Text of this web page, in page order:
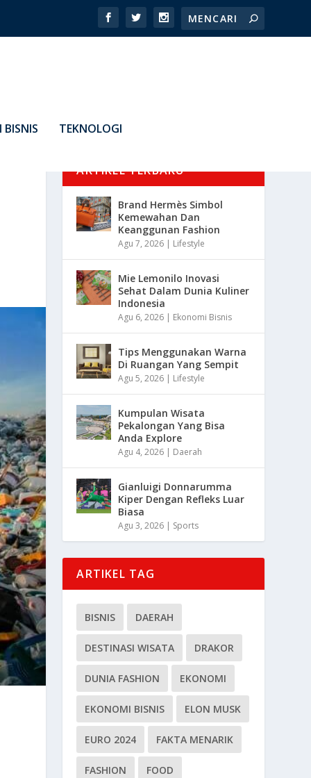
BISNIS TEKNOLOGI
ARTIKEL TERBARU
Brand Hermès Simbol
Kemewahan Dan
Keanggunan Fashion
Agu 7, 2026 | Lifestyle
Mie Lemonilo Inovasi
Sehat Dalam Dunia Kuliner
Indonesia
Agu 6, 2026 | Ekonomi Bisnis
Tips Menggunakan Warna
Di Ruangan Yang Sempit
Agu 5, 2026 | Lifestyle
Kumpulan Wisata
Pekalongan Yang Bisa
Anda Explore
Agu 4, 2026 | Daerah
Gianluigi Donnarumma
Kiper Dengan Refleks Luar
Biasa
Agu 3, 2026 | Sports
ARTIKEL TAG
BISNIS DAERAH
DESTINASI WISATA DRAKOR
DUNIA FASHION EKONOMI
EKONOMI BISNIS ELON MUSK
EURO 2024 FAKTA MENARIK
FASHION FOOD